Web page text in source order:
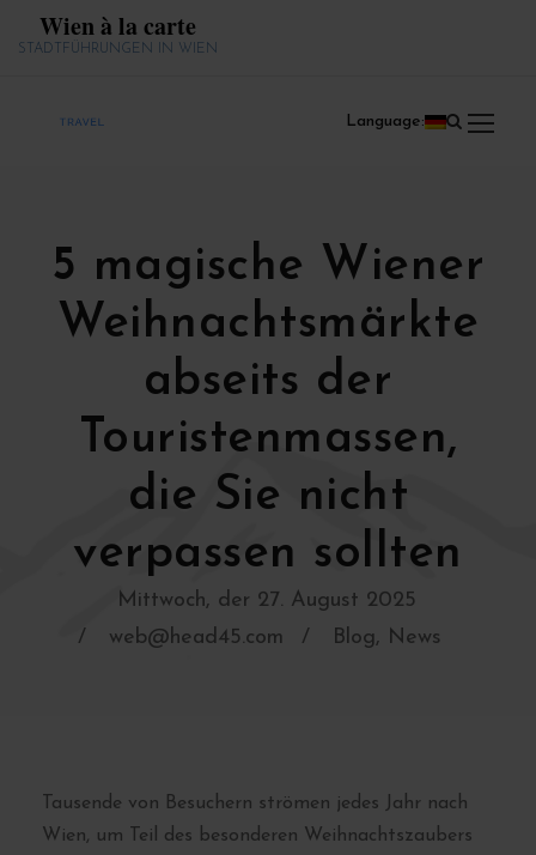
Wien à la carte
STADTFÜHRUNGEN IN WIEN
Language:
Mittwoch, der 27. August 2025
web@head45.com
Blog, News
5 magische Wiener
Weihnachtsmärkte
abseits der
Touristenmassen,
die Sie nicht
verpassen sollten
Tausende von Besuchern strömen jedes Jahr nach
Wien, um Teil des besonderen Weihnachtszaubers